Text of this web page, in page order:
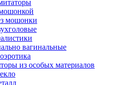
мошонки
вагинальные
из особых материалов